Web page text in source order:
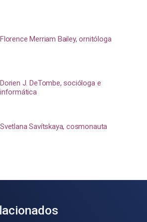
Florence Merriam Bailey, ornitóloga
Dorien J. DeTombe, socióloga e
informática
Svetlana Savítskaya, cosmonauta